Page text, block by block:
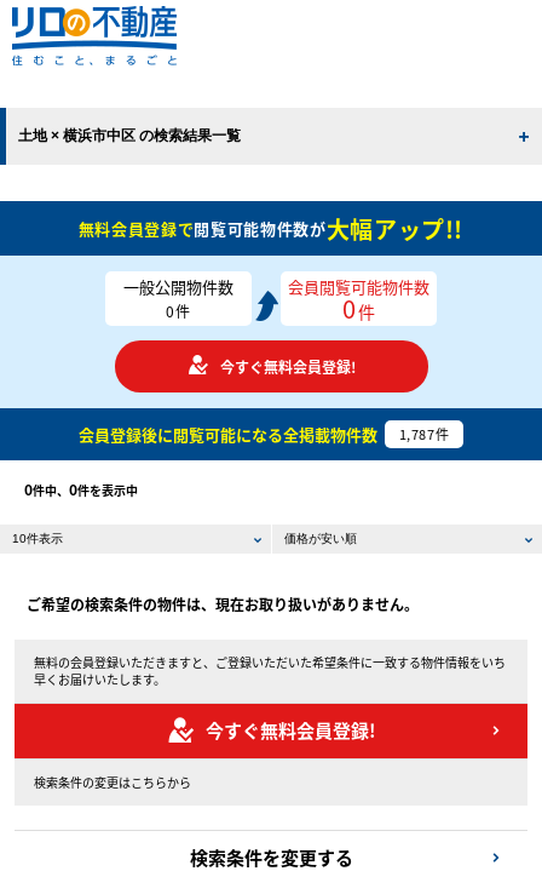
土地 × 横浜市中区 の検索結果一覧
無料会員登録で閲覧可能物件数が大幅アップ!!
一般公開物件数
0件
会員閲覧可能物件数
0件
今すぐ無料会員登録!
会員登録後に閲覧可能になる全掲載物件数 1,787件
0件中、 0件を表示中
ご希望の検索条件の物件は、現在お取り扱いがありません。
無料の会員登録いただきますと、ご登録いただいた希望条件に一致する物件情報をいち
早くお届けいたします。
今すぐ無料会員登録!
検索条件の変更はこちらから
検索条件を変更する